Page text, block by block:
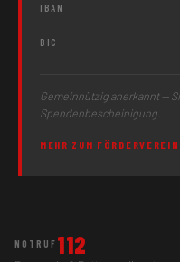
IBAN
BIC
Gemeinnützig anerkannt —
Spendenbescheinigung.
MEHR ZUM
NOTRUF 112